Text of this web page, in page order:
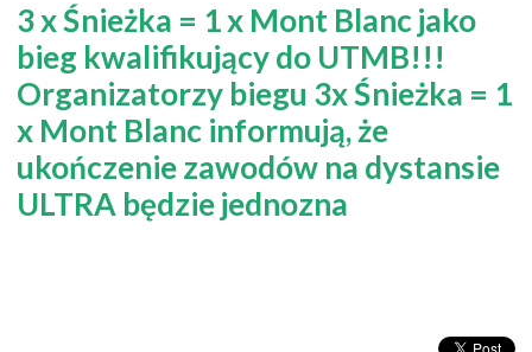
3 x Śnieżka = 1 x Mont Blanc jako
bieg kwalifikujący do UTMB!!!
Organizatorzy biegu 3x Śnieżka = 1
x Mont Blanc informują, że
ukończenie zawodów na dystansie
ULTRA będzie jednozna